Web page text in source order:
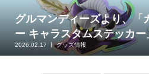
グルマンディーズより、「
ー キャラスタムステッカ
2026.02.17 グッズ情報